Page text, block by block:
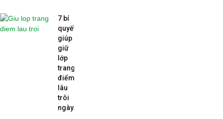
7 bí
quyết
giúp
giữ
lớp
trang
điểm
lâu
trôi
ngày...